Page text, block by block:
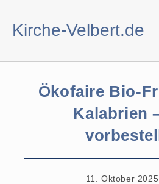
springen
Kirche-Velbert.de
Ökofaire Bio-
Kalabrien
Beitrag
11. Oktober 2025